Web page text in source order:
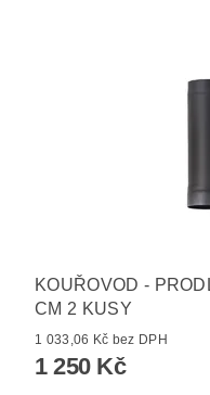
KOUŘOVOD -
CM 2 KUSY
1 033,06 Kč bez DPH
1 250 Kč